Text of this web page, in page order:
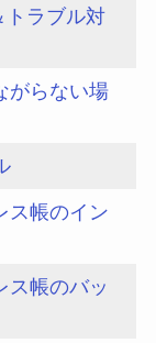
トラブル対
がらない場
ス帳のイン
ス帳のバッ